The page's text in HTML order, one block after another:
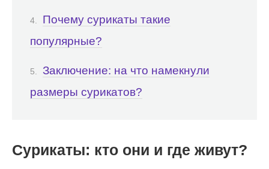
Почему сурикаты такие
популярные?
Заключение: на что намекнули
размеры сурикатов?
Сурикаты: кто они и где живут?